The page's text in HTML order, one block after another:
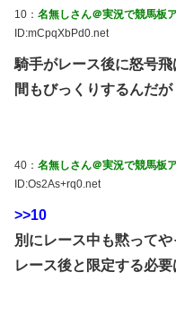
10： 名無しさん＠実況で競馬板
ID:mCpqXbPd0.net
騎手がレース後に怒号
間もびっくりするんだが
40： 名無しさん＠実況で競馬板
ID:Os2As+rq0.net
>>10
別にレース中も黙ってや
レース後と限定する必